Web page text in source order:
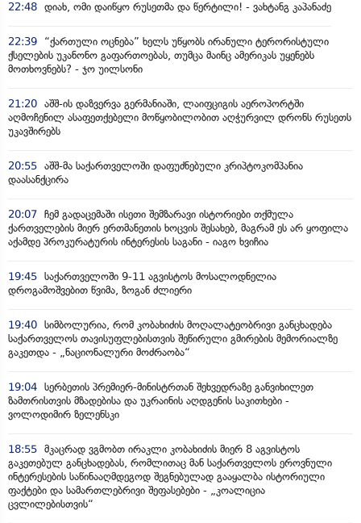
22:48 დიახ, ომი დაიწყო რუსეთმა და წერტილი! - ვახტანგ კაპანაძე
22:39
“ქართული ოცნება” ხელს უწყობს ირანული ტერორისტული
ქსელების უკანონო გაფართოებას, თუმცა მაინც ამერიკას უყენებს
მოთხოვნებს? - ჯო უილსონი
21:20 აშშ-ის დაზვერვა გერმანიაში, ლაიფციგის აეროპორტში
აღმოჩენილ ასაფეთქებელი მოწყობილობით აღჭურვილ დრონს რუსეთს
უკავშირებს
20:55 აშშ-მა საქართველოში დაფუძნებული კრიპტოკომპანია
დაასანქცირა
20:07 ჩემ გადაცემაში ისეთი შემზარავი ისტორიები თქმულა
ქართველების მიერ ერთმანეთის ხოცვის შესახებ, მაგრამ ეს არ ყოფილა
აქამდე პროკურატურის ინტერესის საგანი - იაგო ხვიჩია
19:45 საქართველოში 9-11 აგვისტოს მოსალოდნელია
დროგამოშვებით წვიმა, ზოგან ძლიერი
19:40 სიმბოლურია, რომ კობახიძის მოღალატეობრივი განცხადება
საქართველოს თავისუფლებისთვის შეწირული გმირების მემორიალზე
გაკეთდა - „ნაციონალური მოძრაობა“
19:04 სერბეთის პრემიერ-მინისტრთან შეხვედრაზე განვიხილეთ
ზამთრისთვის მზადებისა და უკრაინის აღდგენის საკითხები -
ვოლოდიმირ ზელენსკი
18:55 მკაცრად ვგმობთ ირაკლი კობახიძის მიერ 8 აგვისტოს
გაკეთებულ განცხადებას, რომლითაც მან საქართველოს ეროვნული
ინტერესების საწინააღმდეგოდ შეგნებულად გააყალბა ისტორიული
ფაქტები და სამართლებრივი შეფასებები - „კოალიცია
ცვლილებისთვის“